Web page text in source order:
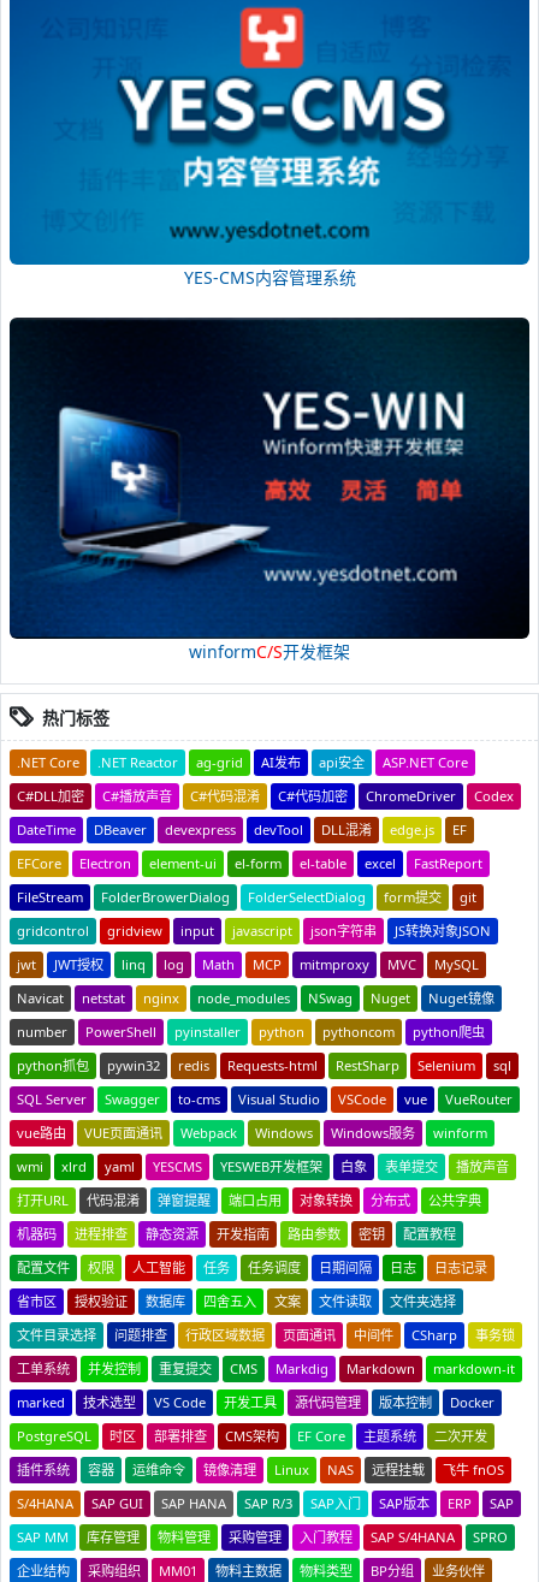
YES-CMS内容管理系统
winformC/S开发框架
热门标签
.NET Core .NET Reactor ag-grid AI发布 api安全
ASP.NET Core
C#DLL加密
C#播放声音 C#代码混淆 C#代码加密 ChromeDriver
Codex
DateTime
DBeaver devexpress devTool DLL混淆 edge.js
EF
EFCore
Electron element-ui el-form el-table excel
FastReport
FileStream
FolderBrowerDialog FolderSelectDialog form提交
git
gridcontrol
gridview input javascript json字符串
JS转换对象JSON
jwt
JWT授权 linq log Math MCP mitmproxy MVC
MySQL
Navicat
netstat nginx node_modules NSwag Nuget
Nuget镜像
number
PowerShell pyinstaller python pythoncom
python爬虫
python抓包
pywin32 redis Requests-html RestSharp Selenium
sql
SQL Server
Swagger to-cms Visual Studio VSCode vue
VueRouter
vue路由
VUE页面通讯 Webpack Windows Windows服务
winform
wmi
xlrd yaml YESCMS YESWEB开发框架 白象 表单提交
播放声音
打开URL
代码混淆 弹窗提醒 端口占用 对象转换 分布式
公共字典
机器码
进程排查 静态资源 开发指南 路由参数 密钥
配置教程
配置文件
权限 人工智能 任务 任务调度 日期间隔 日志
日志记录
省市区
授权验证 数据库 四舍五入 文案 文件读取
文件夹选择
文件目录选择
问题排查 行政区域数据 页面通讯 中间件 CSharp
事务锁
工单系统
并发控制 重复提交 CMS Markdig Markdown
markdown-it
marked
技术选型 VS Code 开发工具 源代码管理 版本控制
Docker
PostgreSQL
时区 部署排查 CMS架构 EF Core 主题系统
二次开发
插件系统
容器 运维命令 镜像清理 Linux NAS 远程挂载
飞牛 fnOS
S/4HANA
SAP GUI SAP HANA SAP R/3 SAP入门 SAP版本 ERP
SAP
SAP MM
库存管理 物料管理 采购管理 入门教程 SAP S/4HANA
SPRO
企业结构
采购组织 MM01 物料主数据 物料类型 BP分组
业务伙伴